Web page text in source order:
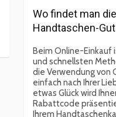
Wo findet man
Handtaschen-
Beim Online-
und schnellsten
die Verwendung von
einfach nach Ihrer
etwas Glück wird
Rabattcode
Ihrem